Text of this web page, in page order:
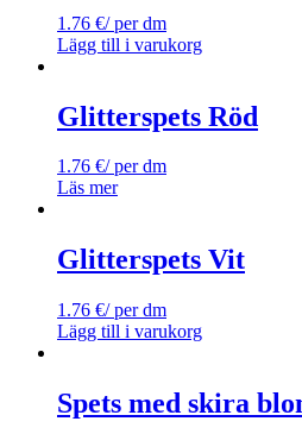
1.76 €/ per dm
Lägg till i varukorg
Glitterspets Röd
1.76 €/ per dm
Läs mer
Glitterspets Vit
1.76 €/ per dm
Lägg till i varukorg
Spets med skira